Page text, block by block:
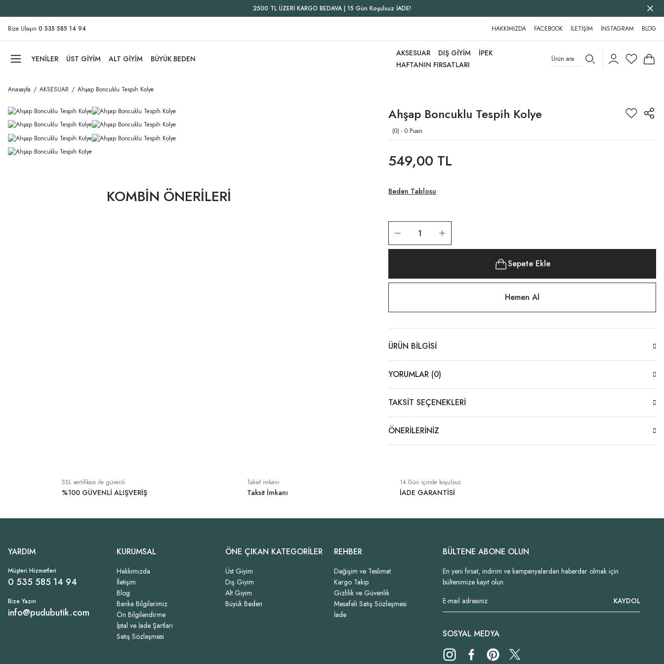
2500 TL ÜZERİ KARGO BEDAVA | 15 Gün Koşulsuz İADE!
Bize Ulaşın 0 535 585 14 94 HAKKIMIZDA FACEBOOK İLETİŞİM İNSTAGRAM BLOG
YENİLER ÜST GİYİM ALT GİYİM BÜYÜK BEDEN
AKSESUAR DIŞ GİYİM
İPEK
HAFTANIN FIRSATLARI
Anasayfa AKSESUAR Ahşap Boncuklu Tespih Kolye
KOMBİN ÖNERİLERİ
Ahşap Boncuklu Tespih Kolye
(0) - 0 Puan
549,00 TL
Beden Tablosu
Sepete Ekle
Hemen Al
ÜRÜN BILGISI
YORUMLAR (0)
TAKSIT SEÇENEKLERI
ÖNERILERINIZ
SSL sertifikası ile güvenli
%100 GÜVENLİ ALIŞVERİŞ
Taksit imkanı
Taksit İmkanı
14 Gün içinde koşulsuz
İADE GARANTİSİ
YARDIM
Müşteri Hizmetleri
0 535 585 14 94
Bize Yazın
info@pudubutik.com
KURUMSAL
Hakkımızda
İletişim
Blog
Banka Bilgilerimiz
Ön Bilgilendirme
İptal ve İade Şartları
Satış Sözleşmesi
ÖNE ÇIKAN KATEGORİLER
Üst Giyim
Dış Giyim
Alt Giyim
Büyük Beden
REHBER
Değişim ve Teslimat
Kargo Takip
Gizlilik ve Güvenlik
Mesafeli Satış Sözleşmesi
İade
BÜLTENE ABONE OLUN
En yeni fırsat, indirim ve kampanyalardan haberdar olmak için
bültenimize kayıt olun.
KAYDOL
SOSYAL MEDYA